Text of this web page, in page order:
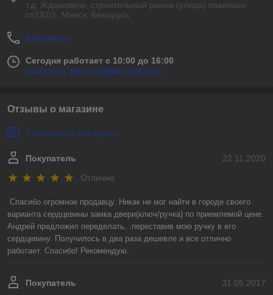
т.д. Ждановичи, строительный рынок (улица) павильон
сп192/1, Минск, Беларусь
Контакты
Сегодня работает с 10:00 до 16:00
Показать весь график работы
Отзывы о магазине
3 отзывов за всё время
22.11.2020
Покупатель
Отлично
Спасибо огромное продавцу. Никак не мог найти в городе своего
варианта сердцевины замка двери(ключ/ручка) по приемлемой цене.
Андрей предложил переделать, .переставив мою ручку в его
сердцевину. Получилось в два раза дешевле и все отлично
работает. Спасибо! Рекомендую.
31.05.2017
Покупатель